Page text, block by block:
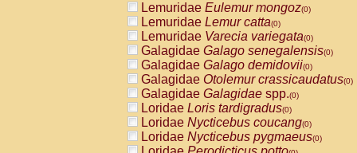
Lemuridae Eulemur mongoz(0)
Lemuridae Lemur catta(0)
Lemuridae Varecia variegata(0)
Galagidae Galago senegalensis(0)
Galagidae Galago demidovii(0)
Galagidae Otolemur crassicaudatus(0)
Galagidae Galagidae spp.(0)
Loridae Loris tardigradus(0)
Loridae Nycticebus coucang(0)
Loridae Nycticebus pygmaeus(0)